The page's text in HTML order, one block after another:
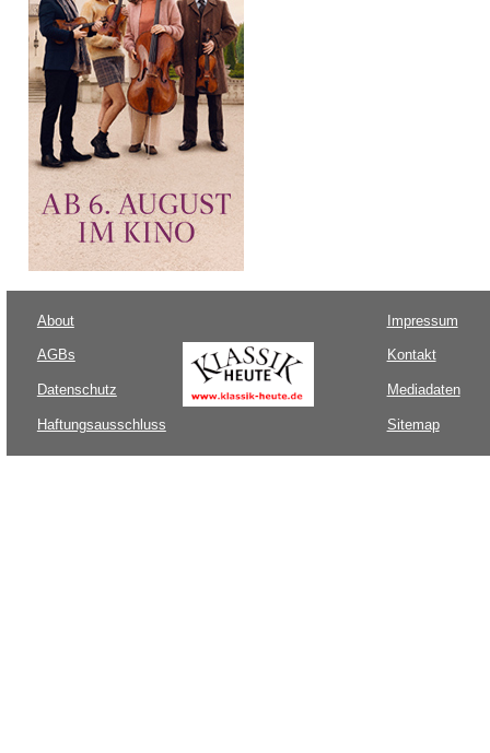
About
AGBs
Datenschutz
Haftungsausschluss
Impressum
Kontakt
Mediadaten
Sitemap